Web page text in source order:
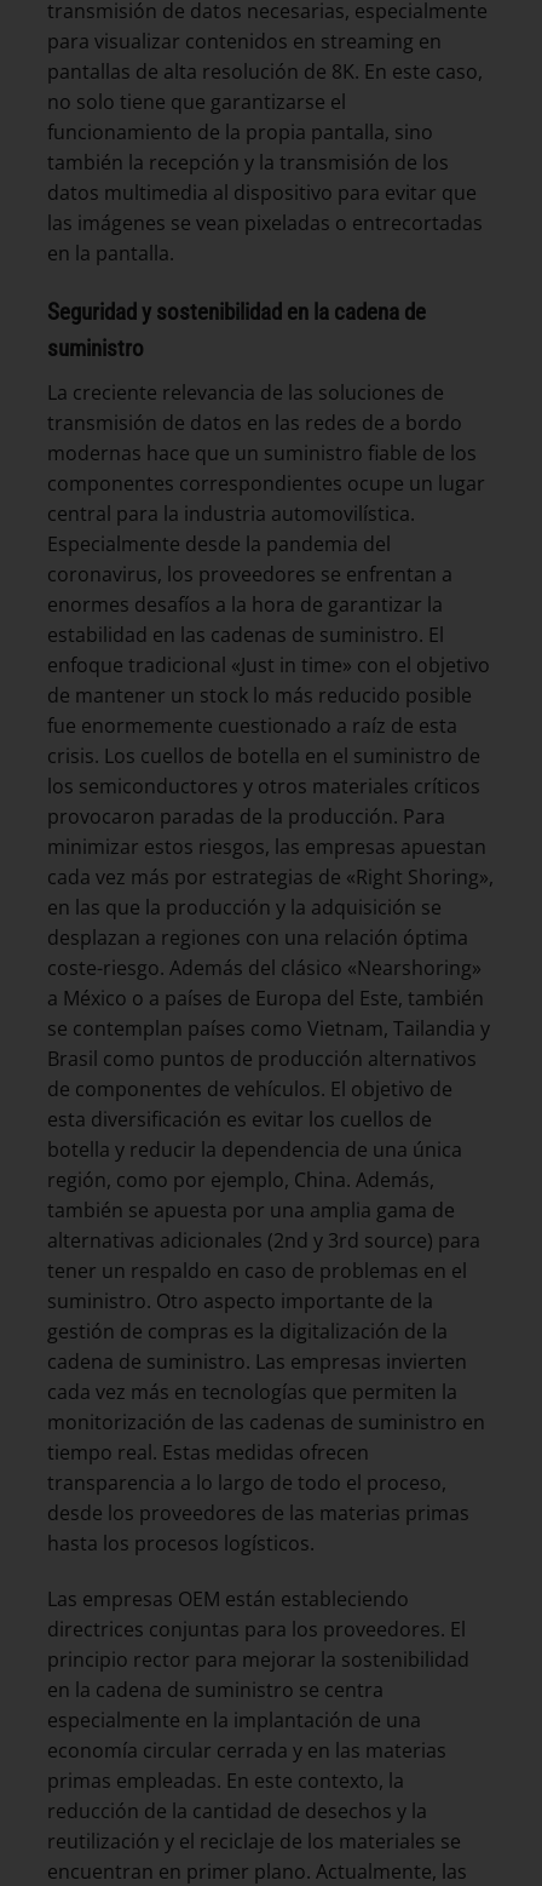
transmisión de datos necesarias, especialmente
para visualizar contenidos en streaming en
pantallas de alta resolución de 8K. En este caso,
no solo tiene que garantizarse el
funcionamiento de la propia pantalla, sino
también la recepción y la transmisión de los
datos multimedia al dispositivo para evitar que
las imágenes se vean pixeladas o entrecortadas
en la pantalla.
Seguridad y sostenibilidad en la cadena de
suministro
La creciente relevancia de las soluciones de
transmisión de datos en las redes de a bordo
modernas hace que un suministro fiable de los
componentes correspondientes ocupe un lugar
central para la industria automovilística.
Especialmente desde la pandemia del
coronavirus, los proveedores se enfrentan a
enormes desafíos a la hora de garantizar la
estabilidad en las cadenas de suministro. El
enfoque tradicional «Just in time» con el objetivo
de mantener un stock lo más reducido posible
fue enormemente cuestionado a raíz de esta
crisis. Los cuellos de botella en el suministro de
los semiconductores y otros materiales críticos
provocaron paradas de la producción. Para
minimizar estos riesgos, las empresas apuestan
cada vez más por estrategias de «Right Shoring»,
en las que la producción y la adquisición se
desplazan a regiones con una relación óptima
coste-riesgo. Además del clásico «Nearshoring»
a México o a países de Europa del Este, también
se contemplan países como Vietnam, Tailandia y
Brasil como puntos de producción alternativos
de componentes de vehículos. El objetivo de
esta diversificación es evitar los cuellos de
botella y reducir la dependencia de una única
región, como por ejemplo, China. Además,
también se apuesta por una amplia gama de
alternativas adicionales (2nd y 3rd source) para
tener un respaldo en caso de problemas en el
suministro. Otro aspecto importante de la
gestión de compras es la digitalización de la
cadena de suministro. Las empresas invierten
cada vez más en tecnologías que permiten la
monitorización de las cadenas de suministro en
tiempo real. Estas medidas ofrecen
transparencia a lo largo de todo el proceso,
desde los proveedores de las materias primas
hasta los procesos logísticos.
Las empresas OEM están estableciendo
directrices conjuntas para los proveedores. El
principio rector para mejorar la sostenibilidad
en la cadena de suministro se centra
especialmente en la implantación de una
economía circular cerrada y en las materias
primas empleadas. En este contexto, la
reducción de la cantidad de desechos y la
reutilización y el reciclaje de los materiales se
encuentran en primer plano. Actualmente, las